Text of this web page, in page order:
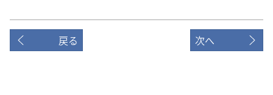
戻る 次へ